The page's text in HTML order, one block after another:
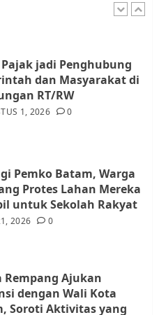
jadi Penghubung
dan Masyarakat di
RT/RW
1, 2026 0
Pemko Batam, Warga
Protes Lahan Mereka
untuk Sekolah Rakyat
2026 0
Rempang Ajukan
dengan Wali Kota
Soroti Aktivitas yang